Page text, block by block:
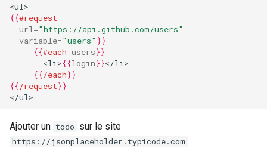
<ul>
{{#request
url="https://api.github.com/users"
variable="users" }}
{{#each users}}
       <li>
{{login}}</li>
{{/each}}
{{/request}}
</ul>
Ajouter un todo sur le site
https://jsonplaceholder.typicode.com